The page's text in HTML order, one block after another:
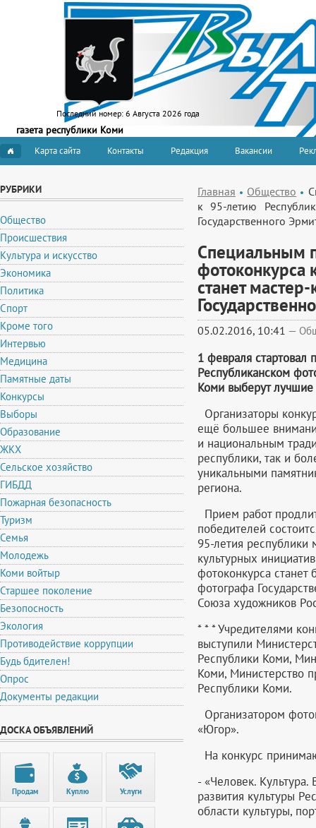
Последний номер: 6 Августа 2026 года
газета республики Коми
Карта сайта Контакты Редакция Вакансии
РУБРИКИ
Общество
Происшествия
Культура и искусство
Экономика
Политика
Спорт
Кроме того
Интервью
Медицина
Памятные даты
Конкурсы
Выборы
Образование
ЖКХ
Сельское хозяйство
ГИБДД
Пожарная безопасность
Туризм
Семья
Молодежь
Коми войтыр
Старшее поколение
Безопосность
Экология
Противодействие коррупции
Будь бдителен!
Опрос
Документы редакции
ДОСКА ОБЪЯВЛЕНИЙ
Продам Куплю Услуги
Главная Общество
к 95-летию
Государственного
Специальным
фотоконкурса
станет
05.02.2016, 10:41 —
1 февраля стартовал
Республиканском
Коми выберут
Организаторы
ещё большее
и национальным
республики, так и
уникальными
региона.
Прием работ
победителей
95-летия республики
культурных
фотоконкурса станет
фотографа
Союза художников
* * * Учредителями
выступили
Республики Коми,
Коми, Министерство
Республики Коми.
Организатором
«Югор».
На конкурс
- «Человек.
развития культуры
области культуры,